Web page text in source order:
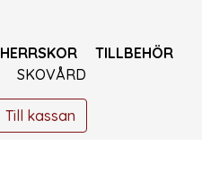
HERRSKOR
TILLBEHÖR
SKOVÅRD
Till kassan